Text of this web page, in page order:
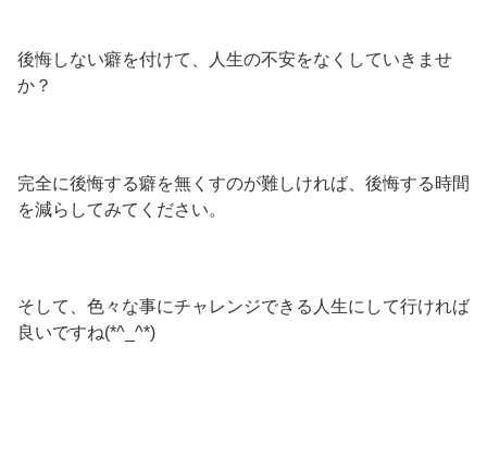
後悔しない癖を付けて、人生の不安をなくしていきませ
か？
完全に後悔する癖を無くすのが難しければ、後悔する時間
を減らしてみてください。
そして、色々な事にチャレンジできる人生にして行ければ
良いですね(*^_^*)